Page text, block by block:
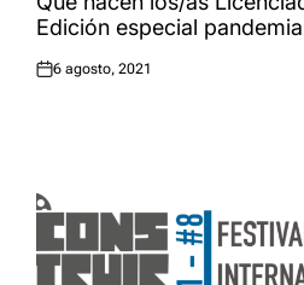
Edición especial pandemia
Posted
6 agosto, 2021